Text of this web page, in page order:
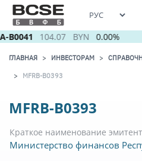
B0041 104.07 BYN 0.00%
ГЛАВНАЯ ИНВЕСТОРАМ
MFRB-B0393
MFRB-B0393
Краткое наименование
Министерство финансов